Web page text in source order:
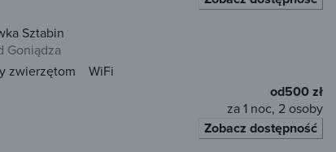
Sztabin
Goniądza
zwierzętom
WiFi
od500 zł
za 1 noc, 2 osoby
Zobacz dostępność